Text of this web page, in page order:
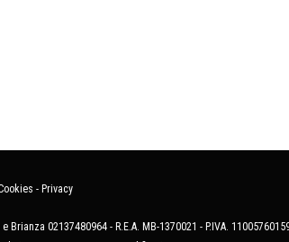
- Privacy
02137480964 - R.E.A. MB-1370021 - P.IVA.